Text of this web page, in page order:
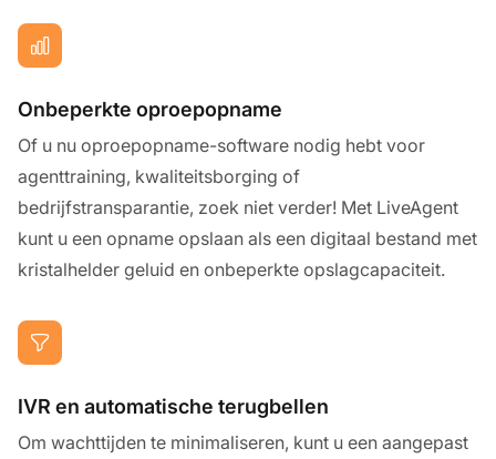
Onbeperkte oproepopname
Of u nu oproepopname-software nodig hebt voor
agenttraining, kwaliteitsborging of
bedrijfstransparantie, zoek niet verder! Met LiveAgent
kunt u een opname opslaan als een digitaal bestand met
kristalhelder geluid en onbeperkte opslagcapaciteit.
IVR en automatische terugbellen
Om wachttijden te minimaliseren, kunt u een aangepast